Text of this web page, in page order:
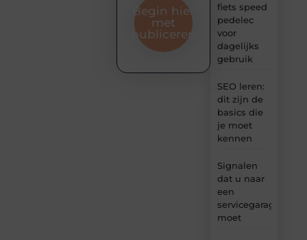
fiets speed
pedelec
voor
dagelijks
gebruik
SEO leren:
dit zijn de
basics die
je moet
kennen
Signalen
dat u naar
een
servicegarage
moet
Begin hier
met
publiceren